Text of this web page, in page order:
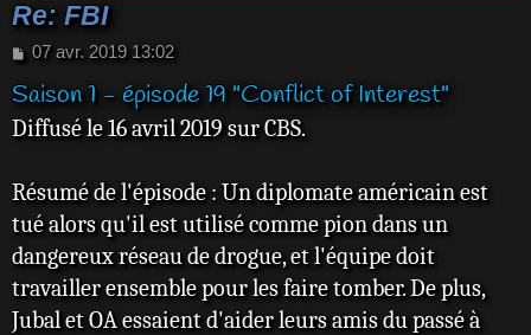
Re: FBI
M
s
s
a
e
07 avr. 2019 13:02
Saison 1 - épisode 19 "Conflict of Interest"
Diffusé le 16 avril 2019 sur CBS.
Résumé de l'épisode : Un diplomate américain est
tué alors qu'il est utilisé comme pion dans un
dangereux réseau de drogue, et l'équipe doit
travailler ensemble pour les faire tomber. De plus,
Jubal et OA essaient d'aider leurs amis du passé à